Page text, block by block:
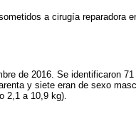
a cirugía reparadora
de 2016. Se identificaron
y siete eran de sexo
2,1 a 10,9 kg).